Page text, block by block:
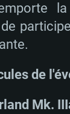
de
Mk.